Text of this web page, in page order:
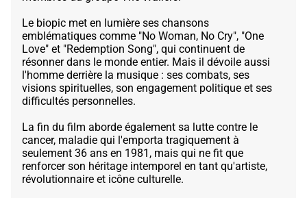
Le biopic met en lumière ses chansons
emblématiques comme "No Woman, No Cry", "One
Love" et "Redemption Song", qui continuent de
résonner dans le monde entier. Mais il dévoile aussi
l'homme derrière la musique : ses combats, ses
visions spirituelles, son engagement politique et ses
difficultés personnelles.
La fin du film aborde également sa lutte contre le
cancer, maladie qui l'emporta tragiquement à
seulement 36 ans en 1981, mais qui ne fit que
renforcer son héritage intemporel en tant qu'artiste,
révolutionnaire et icône culturelle.